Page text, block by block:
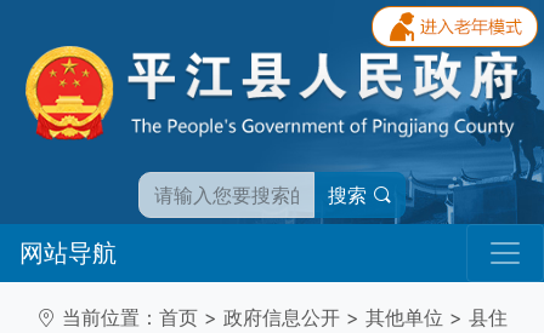
搜索
网站导航
当前位置： 首页 > 政府信息公开 > 其他单位 > 县住